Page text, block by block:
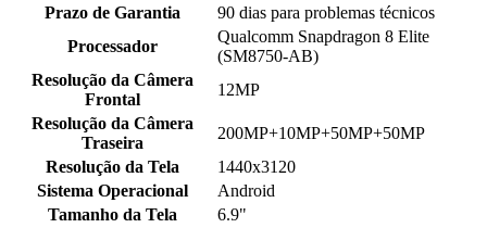
Prazo de Garantia
90 dias para problemas técnicos
Processador
Qualcomm Snapdragon 8 Elite
(SM8750-AB)
Resolução da Câmera
Frontal
12MP
Resolução da Câmera
Traseira
200MP+10MP+50MP+50MP
Resolução da Tela
1440x3120
Sistema Operacional
Android
Tamanho da Tela
6.9"